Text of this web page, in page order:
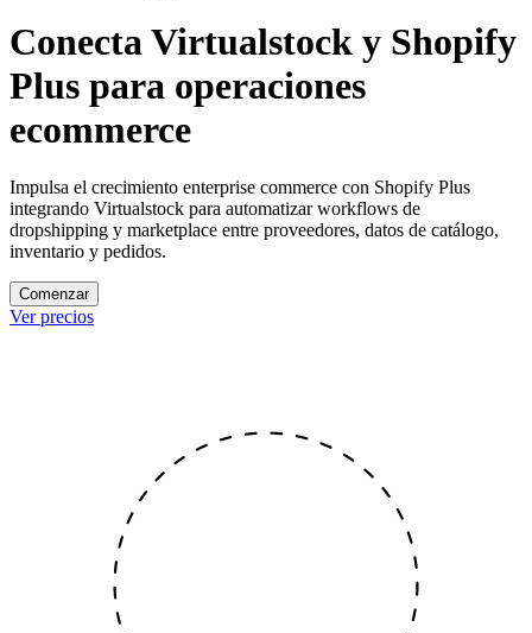
Conecta Virtualstock y Shopify
Plus para operaciones
ecommerce
Impulsa el crecimiento enterprise commerce con Shopify Plus
integrando Virtualstock para automatizar workflows de
dropshipping y marketplace entre proveedores, datos de catálogo,
inventario y pedidos.
Comenzar
Ver precios